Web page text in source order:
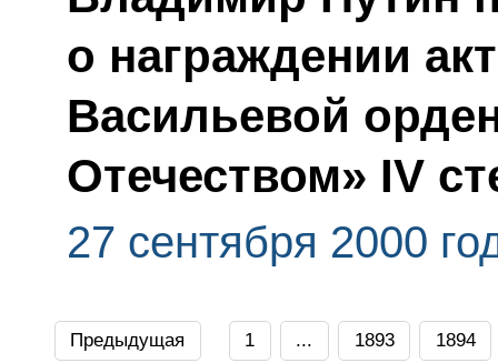
о награждении
Васильевой
Отечеством» IV
27 сентября 2000
Предыдущая 1 ... 1893 1894